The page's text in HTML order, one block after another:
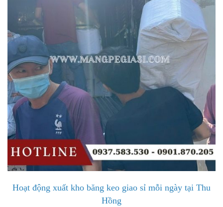
Hoạt động xuất kho băng keo giao sỉ mỗi ngày tại Thu
Hồng